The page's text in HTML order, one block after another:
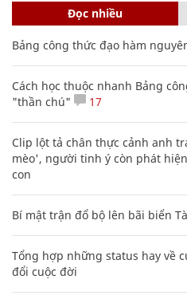
Đọc nhiều
Bảng công thức đạo hàm
Cách học thuộc nhanh Bảng
"thần chú"
17
Clip lột tả chân thực cảnh anh
mèo', người tinh ý còn phát
con
Bí mật trận đổ bộ lên bãi biển
Tổng hợp những status hay về
đổi cuộc đời